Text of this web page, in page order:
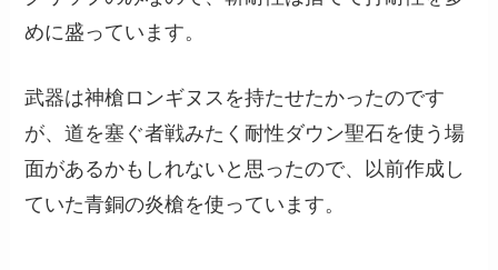
めに盛っています。
武器は神槍ロンギヌスを持たせたかったのです
が、道を塞ぐ者戦みたく耐性ダウン聖石を使う場
面があるかもしれないと思ったので、以前作成し
ていた青銅の炎槍を使っています。